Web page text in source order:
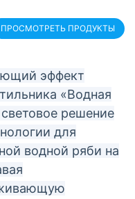
ПРОСМОТРЕТЬ ПРОДУКТЫ
эффект
«Водная
решение
для
водной ряби на